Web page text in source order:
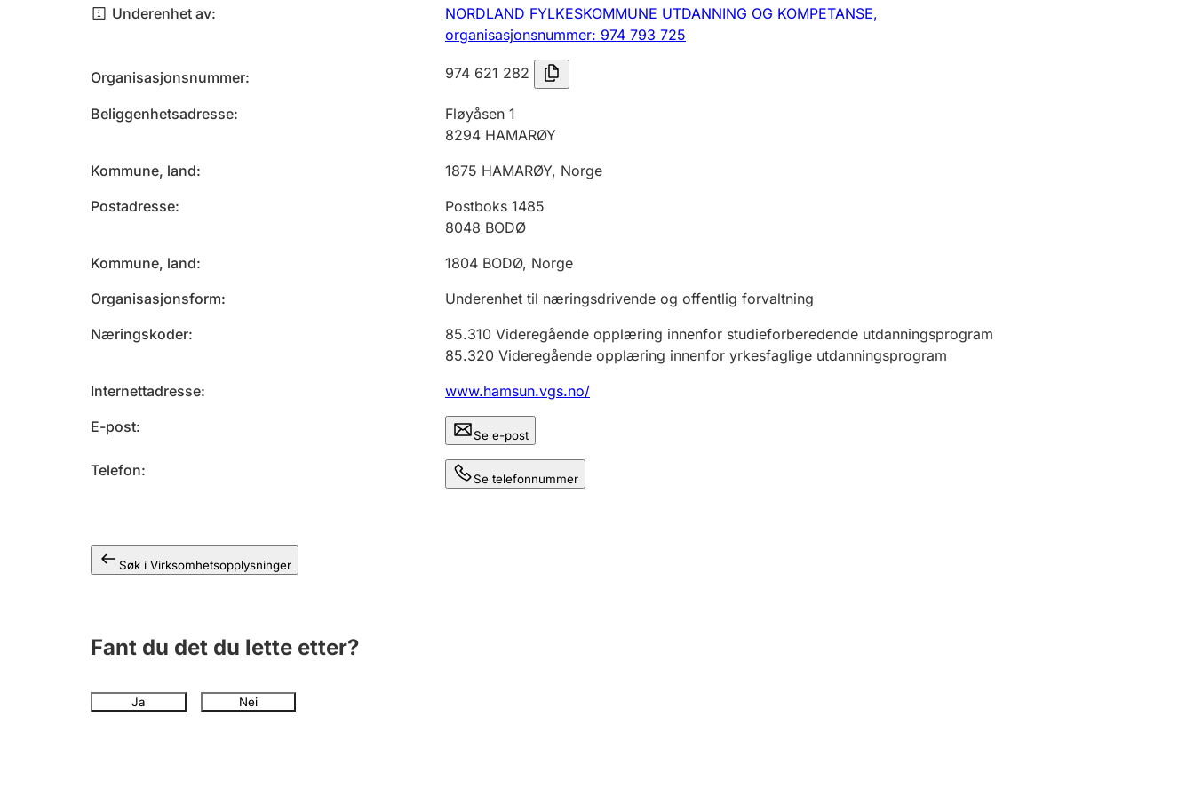
Underenhet av
NORDLAND FYLKESKOMMUNE UTDANNING OG KOMPETANSE,
organisasjonsnummer: 974 793 725
Organisasjonsnummer 974 621 282
Beliggenhetsadresse
Fløyåsen 1
8294 HAMARØY
Kommune, land
1875 HAMARØY, Norge
Postadresse
Postboks 1485
8048 BODØ
Kommune, land
1804 BODØ, Norge
Organisasjonsform
Underenhet til næringsdrivende og offentlig forvaltning
Næringskoder
85.310 Videregående opplæring innenfor studieforberedende utdanningsprogram
85.320 Videregående opplæring innenfor yrkesfaglige utdanningsprogram
Internettadresse
www.hamsun.vgs.no/
E-post
Se e-post
Telefon Se telefonnummer
Søk i Virksomhetsopplysninger
Fant du det du lette etter?
Ja Nei